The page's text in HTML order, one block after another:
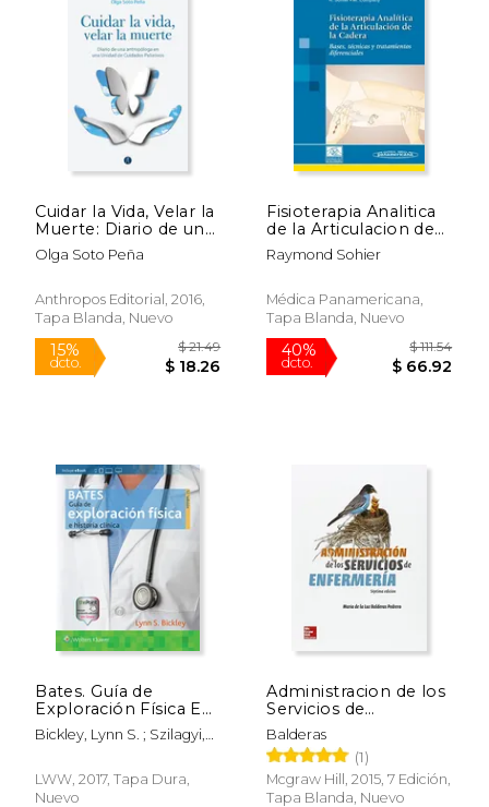
40%
dcto.
$ 62.67 50%
dcto.
dcto. $ 13.85
50%
dcto. $
Cuidar la Vida, Velar la
Muerte: Diario de una
Antropóloga en una
Unidad de Cuidados
Olga Soto Peña
Anthropos Editorial, 2016,
Tapa Blanda, Nuevo
Fisioterapia Analitica
de la Articulacion de
la Cadera: Bases, te
Cnicas y Tratamientos
Raymond Sohier
Médica Panamericana,
Tapa Blanda, Nuevo
Bates. Guía de
Exploración Física E
Historia Clínica
Bickley, Lynn S. ; Szilagyi,
M.
LWW, 2017, Tapa Dura,
Nuevo
Administracion de los
Servicios de
Enfemeria
Balderas
(1)
Mcgraw Hill, 2015, 7 Edición,
Tapa Blanda, Nuevo